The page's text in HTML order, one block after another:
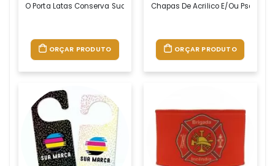
O Porta Latas Conserva Sua Beporta Latas Feito De Plástico Rígido,
ORÇAR PRODUTO
Chapas De Acrilico E/ou Psai,
ORÇAR PRODUTO